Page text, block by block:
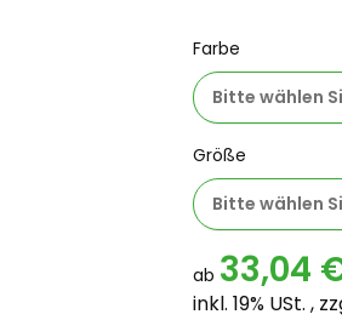
Farbe
Bitte wählen
Größe
Bitte wählen
ab 33,04
inkl. 19% USt. ,